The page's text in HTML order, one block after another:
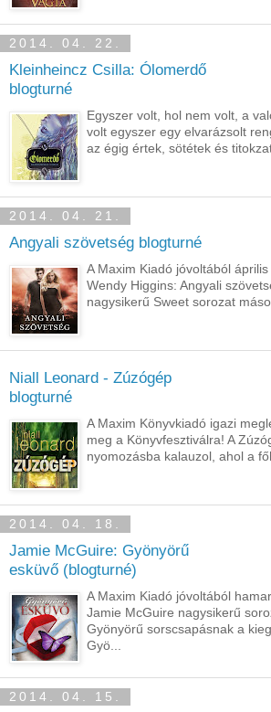
2014. 04. 22.
Kleinheincz Csilla: Ólomerdő
blogturné
Egyszer volt, hol nem volt, a
volt egyszer egy elvarázsolt
az égig értek, sötétek és
2014. 04. 21.
Angyali szövetség blogturné
A Maxim Kiadó jóvoltából
Wendy Higgins: Angyali
nagysikerű Sweet sorozat
Niall Leonard - Zúzógép
blogturné
A Maxim Könyvkiadó igazi
meg a Könyvfesztiválra! A
nyomozásba kalauzol, ahol a
2014. 04. 18.
Jamie McGuire: Gyönyörű
esküvő (blogturné)
A Maxim Kiadó jóvoltából
Jamie McGuire nagysikerű
Gyönyörű sorscsapásnak a
Gyö...
2014. 04. 15.